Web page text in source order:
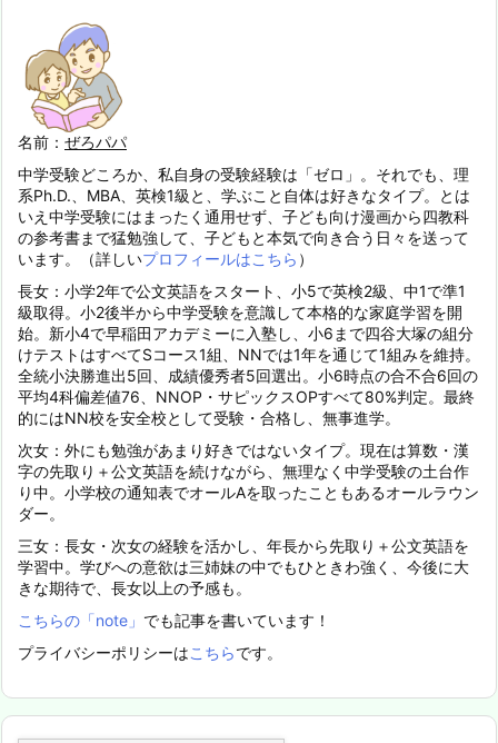
名前： ぜろパパ
中学受験どころか、私自身の受験経験は「ゼロ」。それでも、理
系Ph.D.、MBA、英検1級と、学ぶこと自体は好きなタイプ。とは
いえ中学受験にはまったく通用せず、子ども向け漫画から四教科
の参考書まで猛勉強して、子どもと本気で向き合う日々を送って
います。（詳しいプロフィールはこちら ）
長女：小学2年で公文英語をスタート、小5で英検2級、中1で準1
級取得。小2後半から中学受験を意識して本格的な家庭学習を開
始。新小4で早稲田アカデミーに入塾し、小6まで四谷大塚の組分
けテストはすべてSコース1組、NNでは1年を通じて1組みを維持。
全統小決勝進出5回、成績優秀者5回選出。小6時点の合不合6回の
平均4科偏差値76、NNOP・サピックスOPすべて80%判定。最終
的にはNN校を安全校として受験・合格し、無事進学。
次女：外にも勉強があまり好きではないタイプ。現在は算数・漢
字の先取り＋公文英語を続けながら、無理なく中学受験の土台作
り中。小学校の通知表でオールAを取ったこともあるオールラウン
ダー。
三女：長女・次女の経験を活かし、年長から先取り＋公文英語を
学習中。学びへの意欲は三姉妹の中でもひときわ強く、今後に大
きな期待で、長女以上の予感も。
こちらの「note」 でも記事を書いています！
プライバシーポリシーはこちらです。